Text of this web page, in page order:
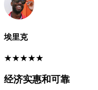
埃里克
★★★★★
经济实惠和可靠